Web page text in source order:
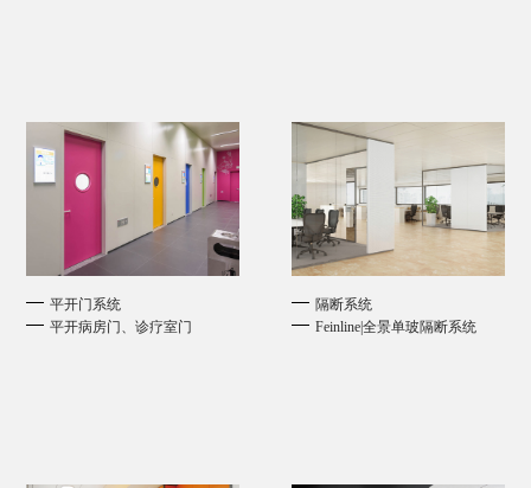
平开门系统
平开病房门、诊疗室门
隔断系统
Feinline|全景单玻隔断系统